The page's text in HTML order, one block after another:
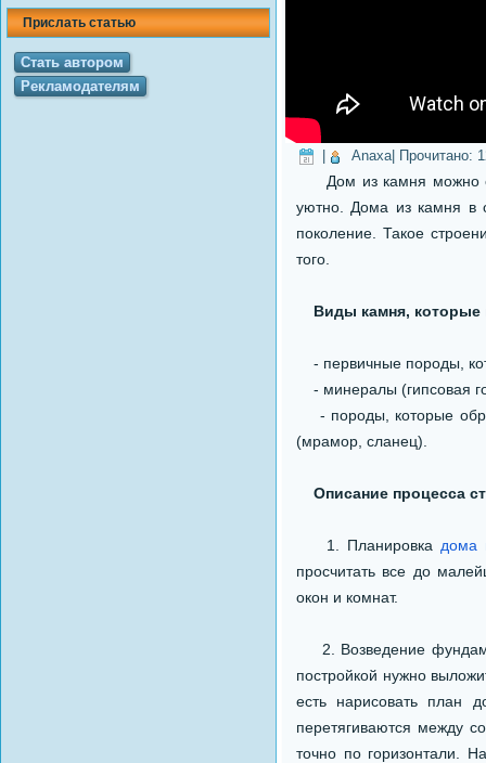
Прислать статью
Стать автором
Рекламодателям
Anaxa| Прочитано:
Дом из камня можно
уютно. Дома из камня в
поколение. Такое
того.
Виды камня, которые
- первичные породы,
- минералы (гипсовая
- породы, которые
(мрамор, сланец).
Описание процесса
1. Планировка дома
просчитать все до
окон и комнат.
2. Возведение
постройкой нужно
есть нарисовать план
перетягиваются между
точно по горизонтали.